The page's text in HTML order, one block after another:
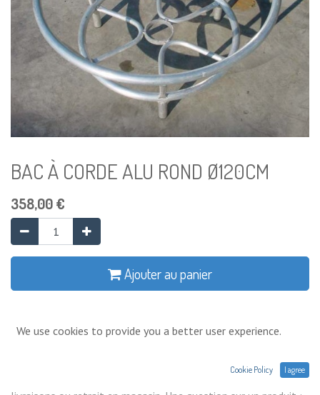
BAC À CORDE ALU ROND Ø120CM
358,00€
Ajouter au panier
Prix exprimés Hors TVA. Expéditions,
We use cookies to provide you a better user experience.
Cookie Policy I agree